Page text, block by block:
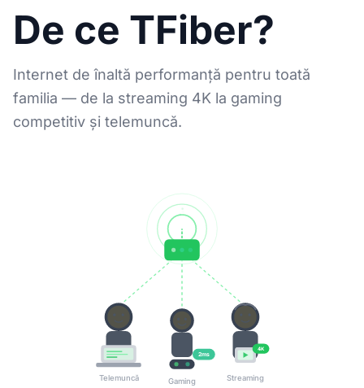
De ce TFiber?
Internet de înaltă performanță pentru toată
familia — de la streaming 4K la gaming
competitiv și telemuncă.
Telemuncă
2ms
Gaming
4K
Streaming